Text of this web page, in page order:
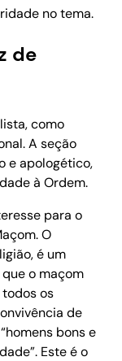
no tema.
de
como
A seção
e apologético,
à Ordem.
para o
O
é um
o maçom
os
de
bons e
Este é o